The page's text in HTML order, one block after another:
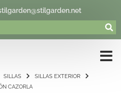
SILLAS
SILLAS EXTERIOR
CAZORLA